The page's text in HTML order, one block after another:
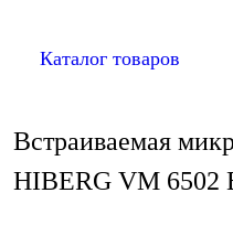
Каталог товаров
Встраиваемая
HIBERG VM 6502